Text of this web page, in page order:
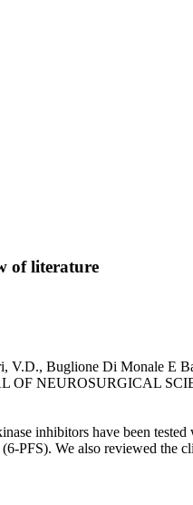
of literature
V.D., Buglione Di Monale E
OF NEUROSURGICAL
inhibitors have been
PFS). We also reviewed the